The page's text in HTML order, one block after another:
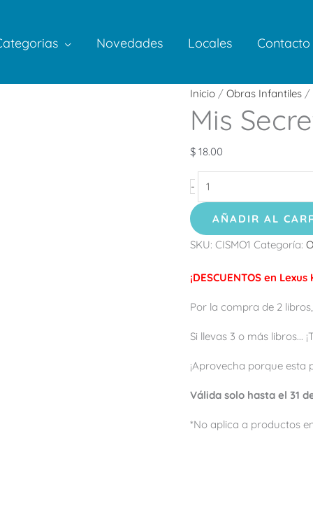
Novedades Locales Contacto
Inicio / Obras Infantiles /
Mis
$ 18.00
-
Mis
Secretos
de
Moda
cantidad
AÑADIR AL
SKU: CISMO1 Categoría:
¡DESCUENTOS en Lexus
Por la compra de 2
Si llevas 3 o más libros...
¡Aprovecha porque esta
Válida solo hasta el 31
*No aplica a productos